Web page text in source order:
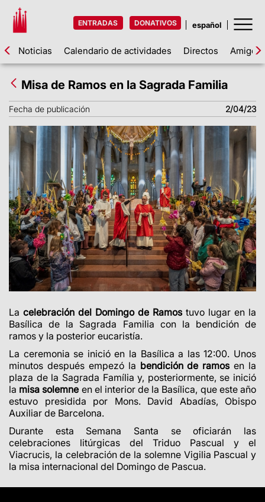
ENTRADAS DONATIVOS
Noticias Calendario de actividades Directos Amigos
Misa de Ramos en la Sagrada Familia
Fecha de publicación 2/04/23
La celebración del Domingo de Ramostuvo lugar en la
Basílica de la Sagrada Familia con la bendición de
ramos y la posterior eucaristía.
La ceremonia se inició en la Basílica a las 12:00. Unos
minutos después empezó la bendición de ramosen la
plaza de la Sagrada Família y, posteriormente, se inició
la misa solemne en el interior de la Basílica, que este año
estuvo presidida por Mons. David Abadías, Obispo
Auxiliar de Barcelona.
Durante esta Semana Santa se oficiarán las
celebraciones litúrgicas del Triduo Pascual y el
Viacrucis, la celebración de la solemne Vigilia Pascual y
la misa internacional del Domingo de Pascua.